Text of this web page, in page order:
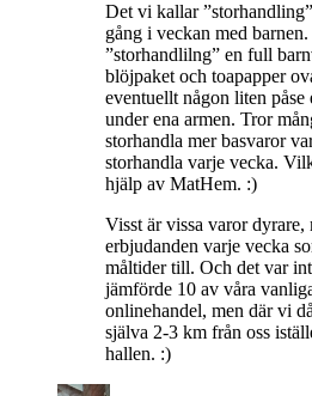
Det vi kallar
gång i veckan med
”storhandlilng” en full
blöjpaket och toapapper
eventuellt någon liten
under ena armen. Tror
storhandla mer basvaror
storhandla varje vecka.
hjälp av MatHem. :)
Visst är vissa varor
erbjudanden varje vecka
måltider till. Och det var
jämförde 10 av våra
onlinehandel, men där vi
själva 2-3 km från oss
hallen. :)